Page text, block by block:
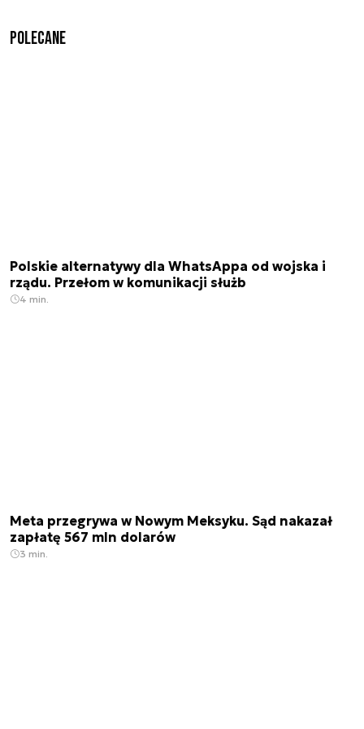
Polecane
Polskie alternatywy dla WhatsAppa od wojska i
rządu. Przełom w komunikacji służb
4 min.
Meta przegrywa w Nowym Meksyku. Sąd nakazał
zapłatę 567 mln dolarów
3 min.